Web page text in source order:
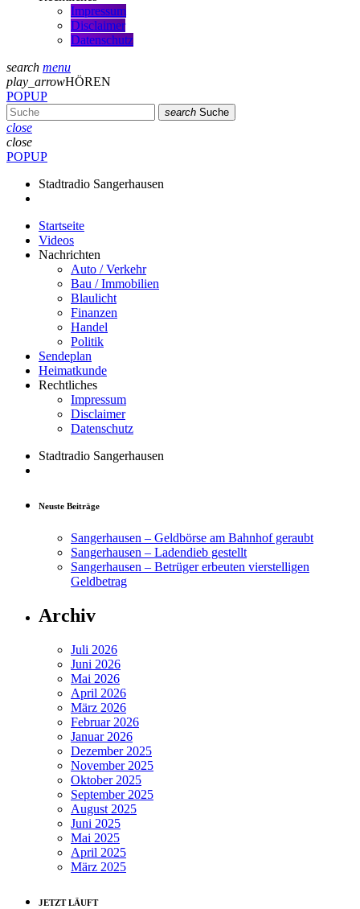
Impressum
Disclaimer
Datenschutz
search menu
play_arrowHÖREN
POPUP
search Suche
close
close
POPUP
Stadtradio Sangerhausen
Startseite
Videos
Nachrichten
Auto / Verkehr
Bau / Immobilien
Blaulicht
Finanzen
Handel
Politik
Sendeplan
Heimatkunde
Rechtliches
Impressum
Disclaimer
Datenschutz
Stadtradio Sangerhausen
Neuste Beiträge
Sangerhausen – Geldbörse am Bahnhof geraubt
Sangerhausen – Ladendieb gestellt
Sangerhausen – Betrüger erbeuten vierstelligen
Geldbetrag
Archiv
Juli 2026
Juni 2026
Mai 2026
April 2026
März 2026
Februar 2026
Januar 2026
Dezember 2025
November 2025
Oktober 2025
September 2025
August 2025
Juni 2025
Mai 2025
April 2025
März 2025
JETZT LÄUFT